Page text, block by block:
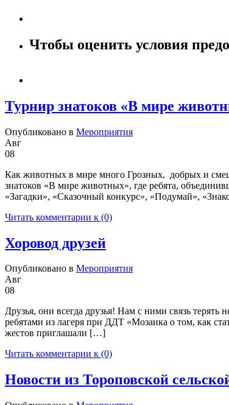
Чтобы оценить условия
Турнир знатоков «В мире
Опубликовано в Мероприятия
Авг
08
Как животных в мире много Грозных, добрых и
знатоков «В мире животных», где ребята,
«Загадки», «Сказочный конкурс», «Подумай»,
Читать комментарии к (0)
Хоровод друзей
Опубликовано в Мероприятия
Авг
08
Друзья, они всегда друзья! Нам с ними связь
ребятами из лагеря при ДДТ «Мозаика о том, как
жестов приглашали […]
Читать комментарии к (0)
Новости из Тороповской